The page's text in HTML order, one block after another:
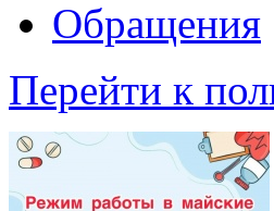
Обращения
Перейти к